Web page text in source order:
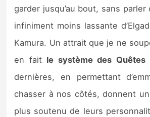
garder jusqu’au bout, sans parler
infiniment moins lassante
Kamura. Un attrait que je ne
en fait le système des Quêtes
dernières, en permettant
chasser à nos côtés, donnent
plus soutenu de leurs